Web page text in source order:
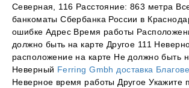
Северная, 116 Расстояние: 863 метра
банкоматы Сбербанка России в
ошибке Адрес Время работы
должно быть на карте Другое 111
расположение на карте Не должно быть
Неверный Ferring Gmbh доставка
Неверное время работы Другое Укажите